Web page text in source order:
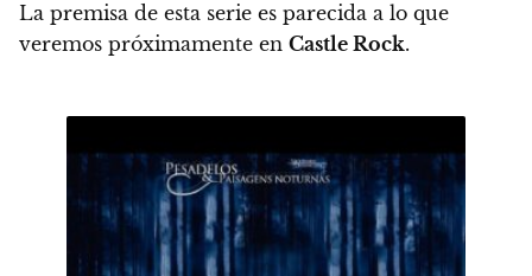
La premisa de esta serie es parecida a lo que
veremos próximamente en Castle Rock.